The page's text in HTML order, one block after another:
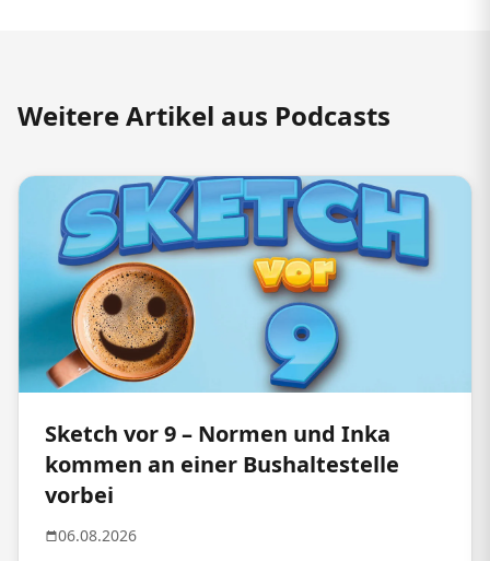
Weitere Artikel aus Podcasts
Sketch vor 9 – Normen und Inka
kommen an einer Bushaltestelle
vorbei
06.08.2026